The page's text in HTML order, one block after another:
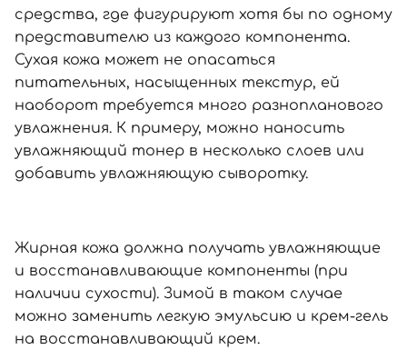
средства, где фигурируют хотя бы по одному
представителю из каждого компонента.
Сухая кожа может не опасаться
питательных, насыщенных текстур, ей
наоборот требуется много разнопланового
увлажнения. К примеру, можно наносить
увлажняющий тонер в несколько слоев или
добавить увлажняющую сыворотку.
Жирная кожа должна получать увлажняющие
и восстанавливающие компоненты (при
наличии сухости). Зимой в таком случае
можно заменить легкую эмульсию и крем-гель
на восстанавливающий крем.